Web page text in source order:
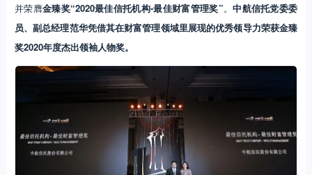
并荣膺金臻奖“2020最佳信托机构-最佳财富管理奖”。中航信托党委委
员、副总经理范华凭借其在财富管理领域里展现的优秀领导力荣获金臻
奖2020年度杰出领袖人物奖。